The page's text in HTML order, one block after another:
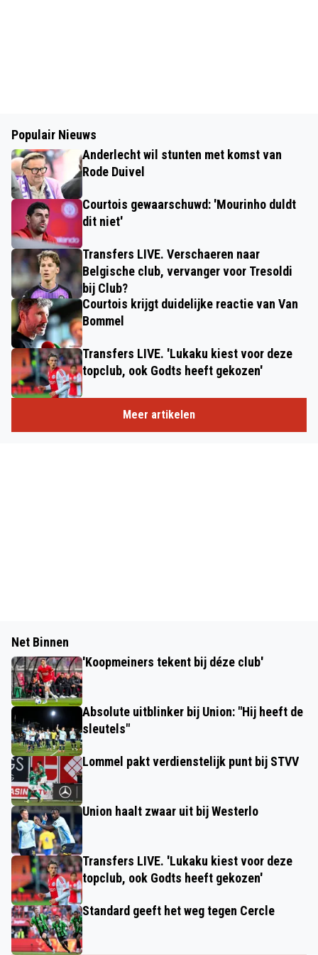
Populair Nieuws
Anderlecht wil stunten met komst van
Rode Duivel
Courtois gewaarschuwd: 'Mourinho duldt
dit niet'
Transfers LIVE. Verschaeren naar
Belgische club, vervanger voor Tresoldi
bij Club?
Courtois krijgt duidelijke reactie van Van
Bommel
Transfers LIVE. 'Lukaku kiest voor deze
topclub, ook Godts heeft gekozen'
Meer artikelen
Net Binnen
'Koopmeiners tekent bij déze club'
Absolute uitblinker bij Union: "Hij heeft de
sleutels"
Lommel pakt verdienstelijk punt bij STVV
Union haalt zwaar uit bij Westerlo
Transfers LIVE. 'Lukaku kiest voor deze
topclub, ook Godts heeft gekozen'
Standard geeft het weg tegen Cercle